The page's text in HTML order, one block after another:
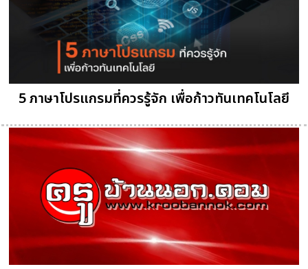
5 ภาษาโปรแกรมที่ควรรู้จัก เพื่อก้าวทันเทคโนโลยี